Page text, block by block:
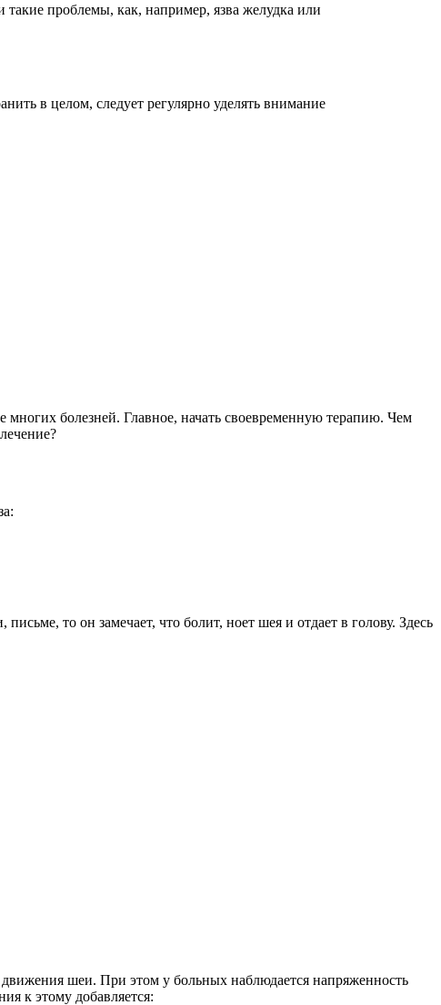
проблемы, как, например, язва желудка или
в целом, следует регулярно уделять внимание
многих болезней. Главное, начать своевременную терапию. Чем
то он замечает, что болит, ноет шея и отдает в голову. Здесь
движения шеи. При этом у больных наблюдается напряженность
к этому добавляется: